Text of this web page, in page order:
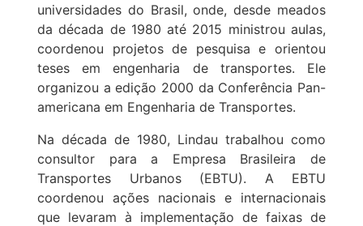
universidades do Brasil, onde, desde meados
da década de 1980 até 2015 ministrou aulas,
coordenou projetos de pesquisa e orientou
teses em engenharia de transportes. Ele
organizou a edição 2000 da Conferência Pan-
americana em Engenharia de Transportes.
Na década de 1980, Lindau trabalhou como
consultor para a Empresa Brasileira de
Transportes Urbanos (EBTU). A EBTU
coordenou ações nacionais e internacionais
que levaram à implementação de faixas de